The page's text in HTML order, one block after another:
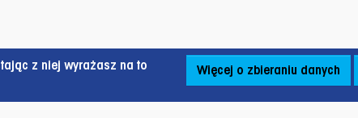
z niej wyrażasz na to
Więcej o zbieraniu danych